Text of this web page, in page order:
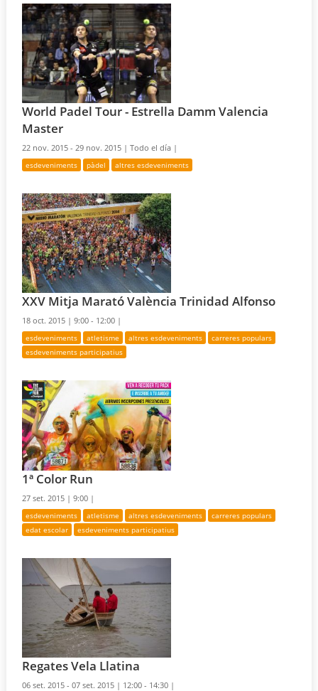
World Padel Tour - Estrella Damm Valencia
Master
22 nov. 2015 - 29 nov. 2015 |Todo el día |
esdeveniments pàdel altres esdeveniments
XXV Mitja Marató València Trinidad Alfonso
18 oct. 2015 |9:00 - 12:00 |
esdeveniments atletisme altres esdeveniments
carreres populars
esdeveniments participatius
1ª Color Run
27 set. 2015 |9:00 |
esdeveniments atletisme altres esdeveniments
carreres populars
edat escolar
esdeveniments participatius
Regates Vela Llatina
06 set. 2015 - 07 set. 2015 | 12:00 - 14:30 |